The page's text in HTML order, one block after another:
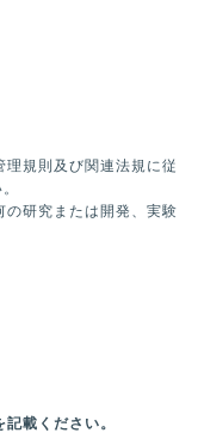
規則及び関連法規に従
の研究または開発、実験
載ください。